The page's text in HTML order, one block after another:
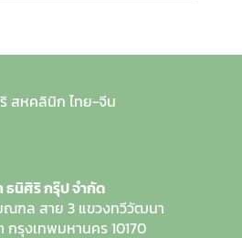
ธนิศิริ กรุ๊ป จำกัด
ณฑล สาย 3 แขวงทวีวัฒนา
กรุงเทพมหานคร 10170